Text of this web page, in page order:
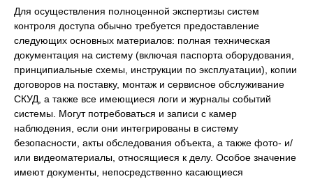
Для осуществления полноценной экспертизы систем
контроля доступа обычно требуется предоставление
следующих основных материалов: полная техническая
документация на систему (включая паспорта оборудования,
принципиальные схемы, инструкции по эксплуатации), копии
договоров на поставку, монтаж и сервисное обслуживание
СКУД, а также все имеющиеся логи и журналы событий
системы. Могут потребоваться и записи с камер
наблюдения, если они интегрированы в систему
безопасности, акты обследования объекта, а также фото- и/
или видеоматериалы, относящиеся к делу. Особое значение
имеют документы, непосредственно касающиеся